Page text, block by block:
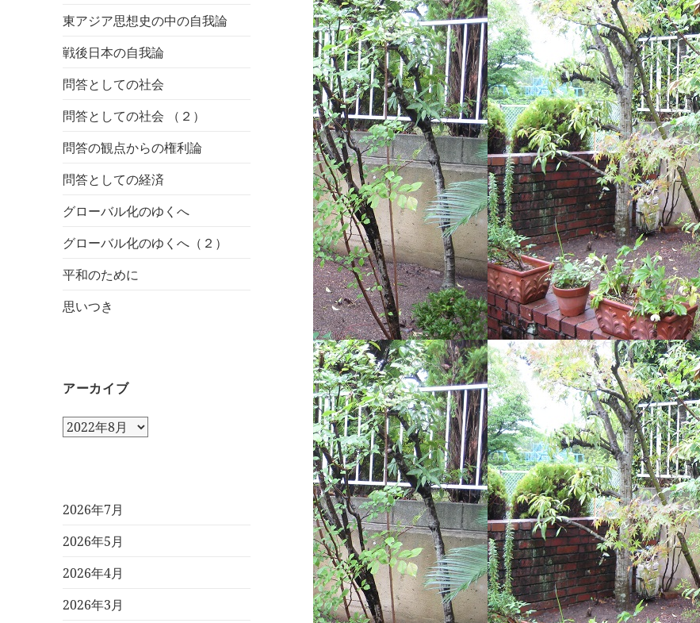
東アジア思想史の中の自我論
戦後日本の自我論
問答としての社会
問答としての社会 （２）
問答の観点からの権利論
問答としての経済
グローバル化のゆくへ
グローバル化のゆくへ（２）
平和のために
思いつき
アーカイブ
ア
ブ
2026年7月
2026年5月
2026年4月
2026年3月